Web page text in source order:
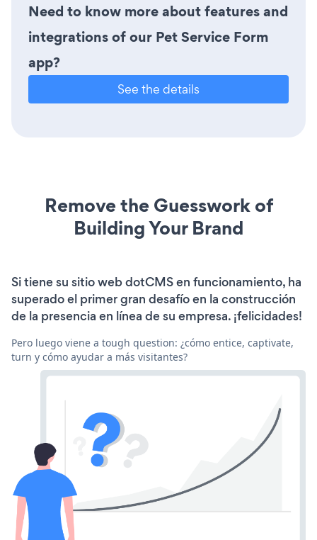
Need to know more about features and
integrations of our Pet Service Form
app?
See the details
Remove the Guesswork of
Building Your Brand
Si tiene su sitio web dotCMS en funcionamiento, ha
superado el primer gran desafío en la construcción
de la presencia en línea de su empresa. ¡felicidades!
Pero luego viene a tough question: ¿cómo entice, captivate,
turn y cómo ayudar a más visitantes?